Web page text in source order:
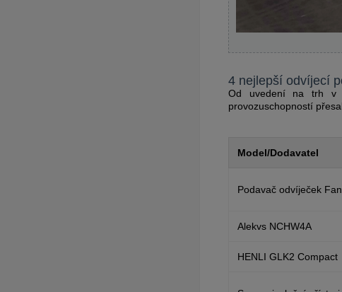
4 nejlepší odvíjecí
Od uvedení na trh v
provozuschopností
Model/Dodavatel
Podavač odvíječek
Alekvs NCHW4A
HENLI GLK2 Compact